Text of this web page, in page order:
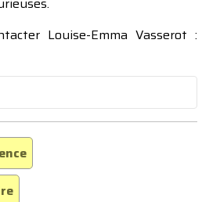
Louise-Emma Vasserot :